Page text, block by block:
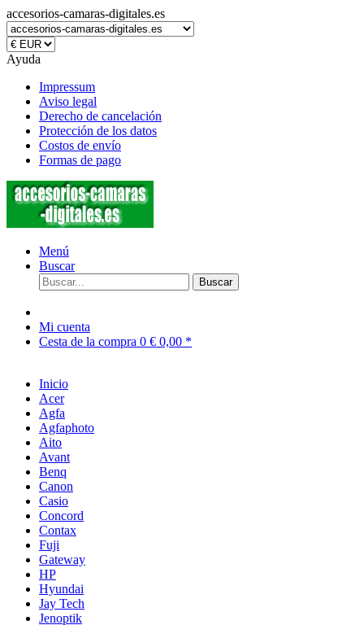
accesorios-camaras-digitales.es
Ayuda
Impressum
Aviso legal
Derecho de cancelación
Protección de los datos
Costos de envío
Formas de pago
Menú
Buscar
Buscar
Mi cuenta
Cesta de la compra 0 € 0,00 *
Inicio
Acer
Agfa
Agfaphoto
Aito
Avant
Benq
Canon
Casio
Concord
Contax
Fuji
Gateway
HP
Hyundai
Jay Tech
Jenoptik